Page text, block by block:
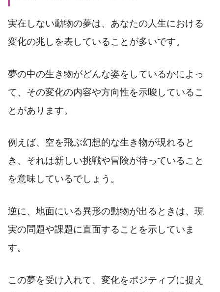
実在しない動物の夢は、あなたの人生における
変化の兆しを表していることが多いです。
夢の中の生き物がどんな姿をしているかによっ
て、その変化の内容や方向性を示唆しているこ
とがあります。
例えば、空を飛ぶ幻想的な生き物が現れると
き、それは新しい挑戦や冒険が待っていること
を意味しているでしょう。
逆に、地面にいる異形の動物が出るときは、現
実の問題や課題に直面することを示していま
す。
この夢を受け入れて、変化をポジティブに捉え